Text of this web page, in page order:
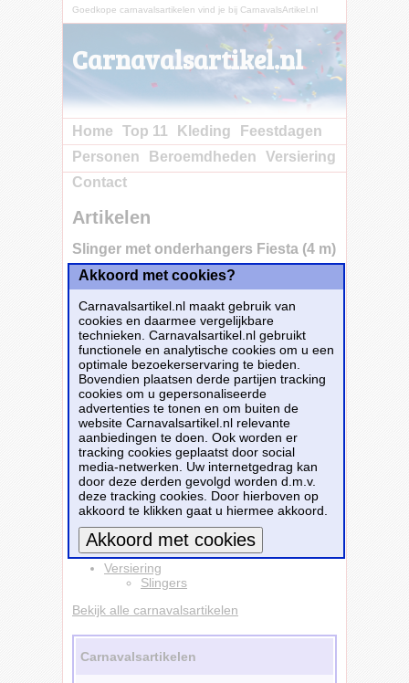
Goedkope carnavalsartikelen vind je bij CarnavalsArtikel.nl
Carnavalsartikel.nl
Home Top 11 Kleding
Feestdagen
Personen
Beroemdheden
Versiering
Contact
Artikelen
Slinger met onderhangers Fiesta (4 m)
Slinger met onderhangers Fiesta (4 m) -
Feestbazaar - Vóór 13:00 uur besteld, morgen
in huis!
Dit carnavalsartikelSlinger met
onderhangers Fiesta (4 m)is te bestellen bij
Feestbazaar.nlvoor€ 3,98.
Bestellen
Versiering
Slingers
Bekijk alle carnavalsartikelen
Carnavalsartikelen
Akkoord met cookies?
Carnavalsartikel.nl maakt gebruik van
cookies en daarmee vergelijkbare
technieken. Carnavalsartikel.nl gebruikt
functionele en analytische cookies om u een
optimale bezoekerservaring te bieden.
Bovendien plaatsen derde partijen tracking
cookies om u gepersonaliseerde
advertenties te tonen en om buiten de
website Carnavalsartikel.nl relevante
aanbiedingen te doen. Ook worden er
tracking cookies geplaatst door social
media-netwerken. Uw internetgedrag kan
door deze derden gevolgd worden d.m.v.
deze tracking cookies. Door hierboven op
akkoord te klikken gaat u hiermee akkoord.
Meer informatie